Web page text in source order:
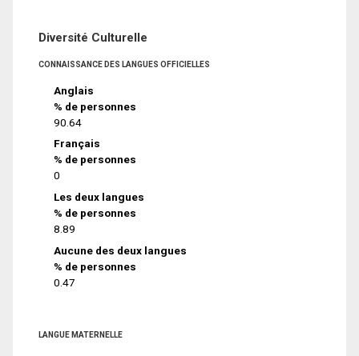
Diversité Culturelle
CONNAISSANCE DES LANGUES OFFICIELLES
Anglais
% de personnes
90.64
Français
% de personnes
0
Les deux langues
% de personnes
8.89
Aucune des deux langues
% de personnes
0.47
LANGUE MATERNELLE